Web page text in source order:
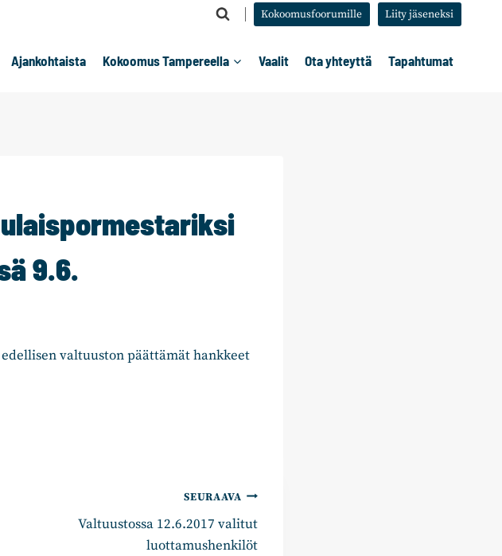
Kokoomusfoorumille Liity jäseneksi
Ajankohtaista Kokoomus Tampereella Vaalit Ota yhteyttä Tapahtumat
9.6.
valtuuston päättämät hankkeet
SEURAAVA
Valtuustossa 12.6.2017 valitut
luottamushenkilöt